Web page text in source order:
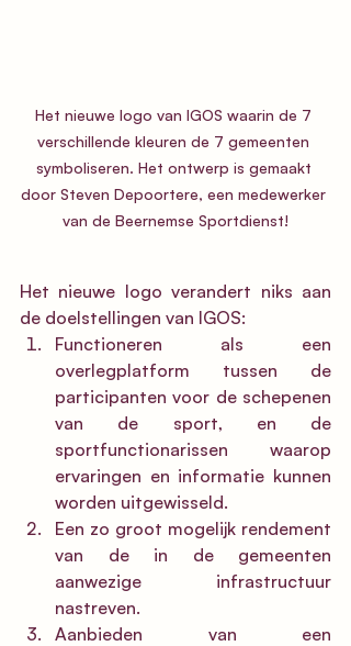
Het nieuwe logo van IGOS waarin de 7
verschillende kleuren de 7 gemeenten
symboliseren. Het ontwerp is gemaakt
door Steven Depoortere, een medewerker
van de Beernemse Sportdienst!
Het nieuwe logo verandert niks aan
de doelstellingen van IGOS:
Functioneren als een
overlegplatform tussen de
participanten voor de schepenen
van de sport, en de
sportfunctionarissen waarop
ervaringen en informatie kunnen
worden uitgewisseld.
Een zo groot mogelijk rendement
van de in de gemeenten
aanwezige infrastructuur
nastreven.
Aanbieden van een